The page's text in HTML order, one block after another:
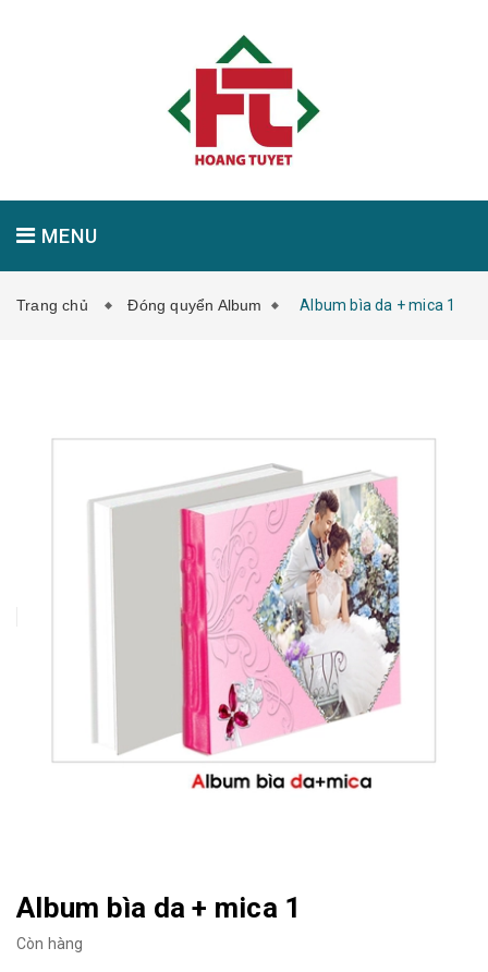
MENU
Trang chủ Đóng quyển Album Album bìa da + mica 1
Album bìa da + mica 1
Còn hàng